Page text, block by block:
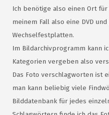
Ich benötige also einen Ort
meinem Fall also eine DVD
Wechselfestplatten.
Im Bildarchivprogramm kann
Kategorien vergeben also
Das Foto verschlagworten ist
man kann beliebig viele
Bilddatenbank für jedes